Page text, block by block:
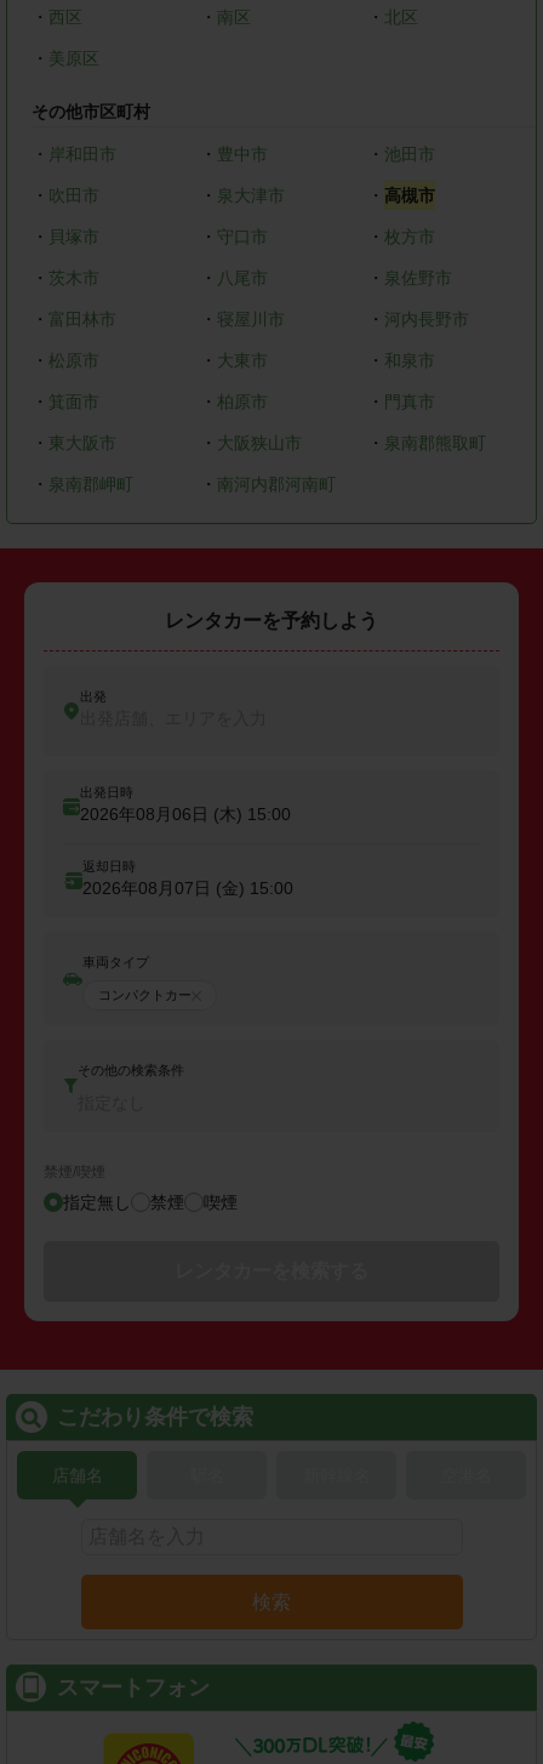
・ 西区 ・ 南区 ・ 北区
・ 美原区
その他市区町村
・ 岸和田市 ・ 豊中市 ・ 池田市
・ 吹田市 ・ 泉大津市 ・ 高槻市
・ 貝塚市 ・ 守口市 ・枚方市
・ 茨木市 ・ 八尾市 ・ 泉佐野市
・ 富田林市 ・ 寝屋川市 ・ 河内長野市
・ 松原市 ・ 大東市 ・ 和泉市
・ 箕面市 ・ 柏原市 ・ 門真市
・ 東大阪市 ・ 大阪狭山市 ・ 泉南郡熊取町
・ 泉南郡岬町 ・ 南河内郡河南町
レンタカーを予約しよう
出発
出発日時
2026年08月06日 (木) 15:00
返却日時
2026年08月07日 (金) 15:00
車両タイプ
コンパクトカー
その他の検索条件
禁煙/喫煙
指定無し 禁煙 喫煙
こだわり条件で検索
店舗名
検索
スマートフォン